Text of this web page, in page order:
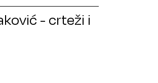
- crteži i